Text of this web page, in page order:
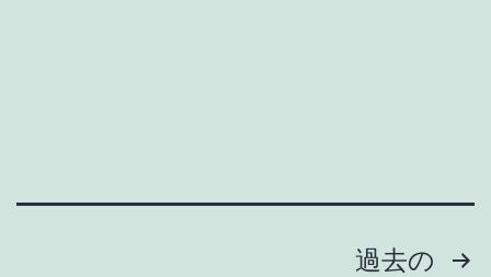
過去の